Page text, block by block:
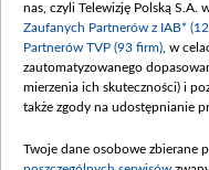
nas, czyli Telewizję Polską S.A.
Zaufanych Partnerów z IAB*
Partnerów TVP (93 firm) , w
zautomatyzowanego
mierzenia ich skuteczności) i
także zgody na udostępnianie
Twoje dane osobowe zbierane